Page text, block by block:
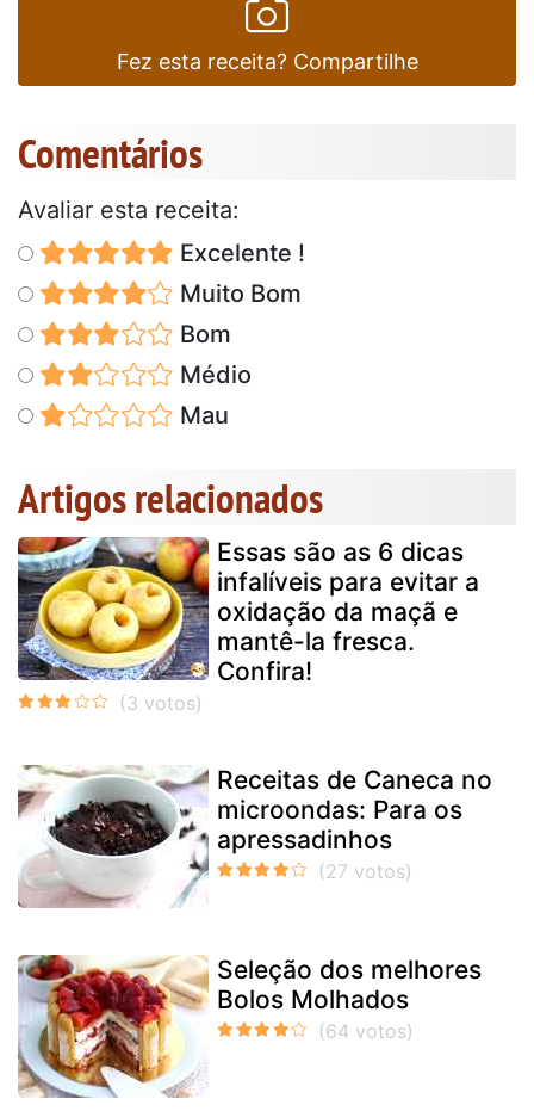
Fez esta receita? Compartilhe
Comentários
Avaliar esta receita:
Excelente !
Muito Bom
Bom
Médio
Mau
Artigos relacionados
Essas são as 6 dicas
infalíveis para evitar a
oxidação da maçã e
mantê-la fresca.
Confira!
Receitas de Caneca no
microondas: Para os
apressadinhos
Seleção dos melhores
Bolos Molhados